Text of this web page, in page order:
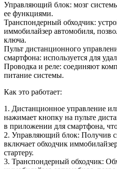
Управляющий блок: мозг
ее функциями.
Транспондерный обходчик:
иммобилайзер автомобиля,
ключа.
Пульт дистанционного
смартфона: используется для
Проводка и реле: соединяют
питание системы.
Как это работает:
1. Дистанционное управление
нажимает кнопку на пульте
в приложении для смартфона,
2. Управляющий блок: Получив
включает обходчик
стартеру.
3. Транспондерный обходчик: